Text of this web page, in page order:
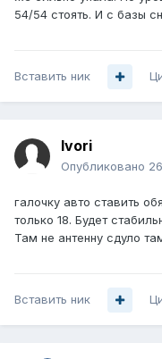
54/54 стоять. И с базы
Вставить ник
Ivori
Опубликовано
галочку авто ставить
только 18. Будет
Там не антенну сдуло
Вставить ник